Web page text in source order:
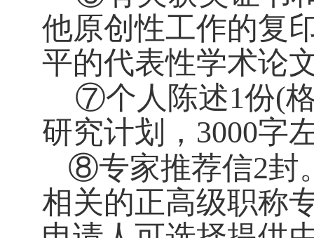
他原创性工作的复
平的代表性学术论
⑦个人陈述1份(
研究计划， 3000字
⑧专家推荐信2封
相关的正高级职称